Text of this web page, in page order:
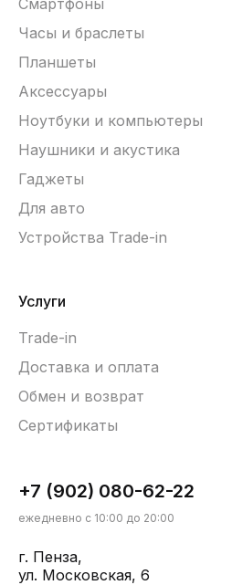
Смартфоны
Часы и браслеты
Планшеты
Аксессуары
Ноутбуки и компьютеры
Наушники и акустика
Гаджеты
Для авто
Устройства Trade-in
Услуги
Trade-in
Доставка и оплата
Обмен и возврат
Сертификаты
+7 (902) 080-62-22
ежедневно с 10:00 до 20:00
г. Пенза,
ул. Московская, 6